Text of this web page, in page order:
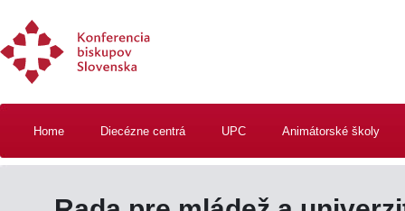
Home Diecézne centrá UPC Animátorské školy